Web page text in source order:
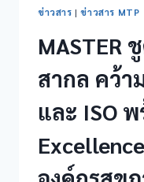
ข่าวสาร |ข่าวสาร MTP
MASTER
สากล คว้า
และ ISO